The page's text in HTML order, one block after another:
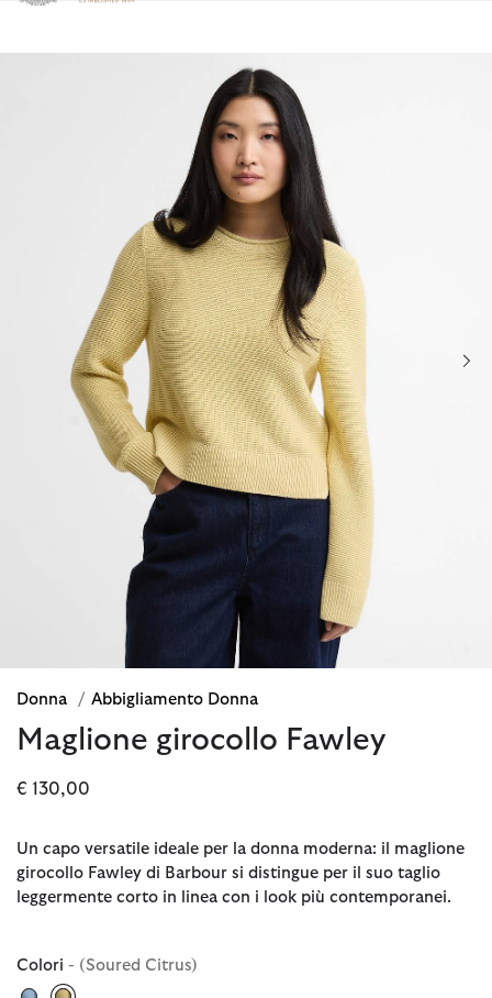
Clicca per visualizzare la nostra Dichiarazione di Accessibilità
Donna / Abbigliamento Donna
Maglione girocollo Fawley
€ 130,00
Un capo versatile ideale per la donna moderna: il maglione
girocollo Fawley di Barbour si distingue per il suo taglio
leggermente corto in linea con i look più contemporanei.
Colori - (Soured Citrus)